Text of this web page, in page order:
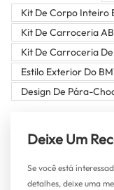
Kit De Corpo Inteiro
Kit De Carroceria
Kit De Carroceria
Estilo Exterior Do
Design De Pára-
Deixe Um
Se você está
detalhes, deixe uma